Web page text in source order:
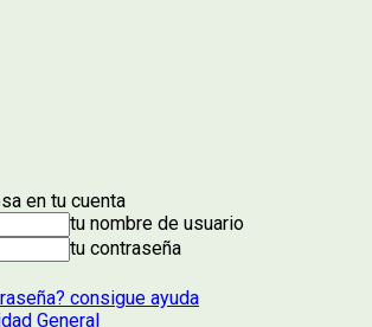
en tu cuenta
tu nombre de usuario
tu contraseña
consigue ayuda
General